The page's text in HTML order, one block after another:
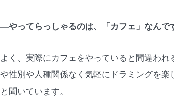
―やってらっしゃるのは、「カフェ」なんで
よく、実際にカフェをやっていると間違わ
や性別や人種関係なく気軽にドラミングを
と聞いています。